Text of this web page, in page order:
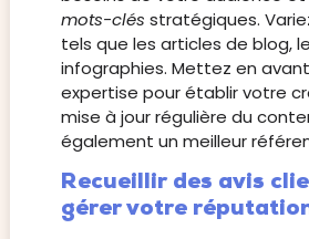
mots-clés stratégiques.
tels que les articles de blog,
infographies. Mettez en
expertise pour établir votre
mise à jour régulière du
également un meilleur
Recueillir des avis
gérer votre